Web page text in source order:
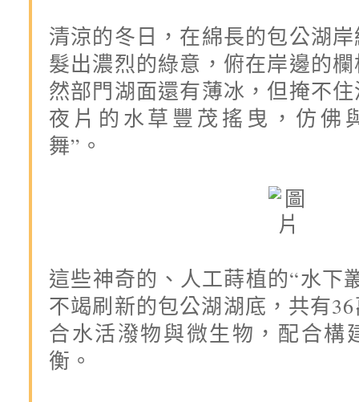
清涼的冬日，在綿長的包公湖
髮出濃烈的綠意，俯在岸邊的
然部門湖面還有薄冰，但掩不
夜片的水草豐茂搖曳，仿佛
舞”。
這些神奇的、人工蒔植的“水下
不竭刷新的包公湖湖底，共有
合水活潑物與微生物，配合構
衡。